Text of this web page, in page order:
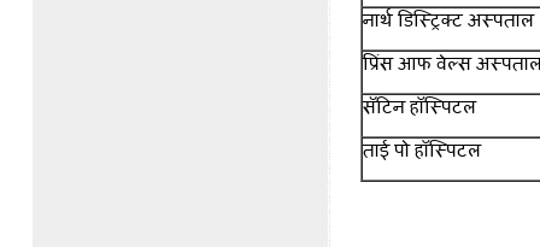
नार्थ डिस्ट्रिक्ट
प्रिंस आफ वेल्स
सॅटिन हॉस्पिटल
ताई पो हॉस्पिटल